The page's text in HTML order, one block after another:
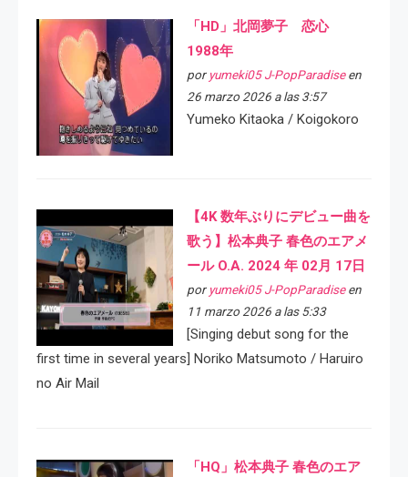
「HD」北岡夢子 恋心
1988年
por yumeki05 J-PopParadiseen
26 marzo 2026 a las 3:57
Yumeko Kitaoka / Koigokoro
【4K 数年ぶりにデビュー曲を
歌う】松本典子 春色のエアメ
ール O.A. 2024 年 02月 17日
por yumeki05 J-PopParadiseen
11 marzo 2026 a las 5:33
[Singing debut song for the
first time in several years] Noriko Matsumoto / Haruiro
no Air Mail
「HQ」松本典子 春色のエア